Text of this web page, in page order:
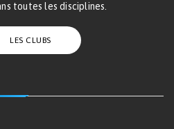
toutes les disciplines.
LES CLUBS